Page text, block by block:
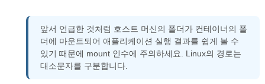
앞서 언급한 것처럼 호스트 머신의 폴더가 컨테이너의 폴
더에 마운트되어 애플리케이션 실행 결과를 쉽게 볼 수
있기 때문에 mount 인수에 주의하세요. Linux의 경로는
대소문자를 구분합니다.